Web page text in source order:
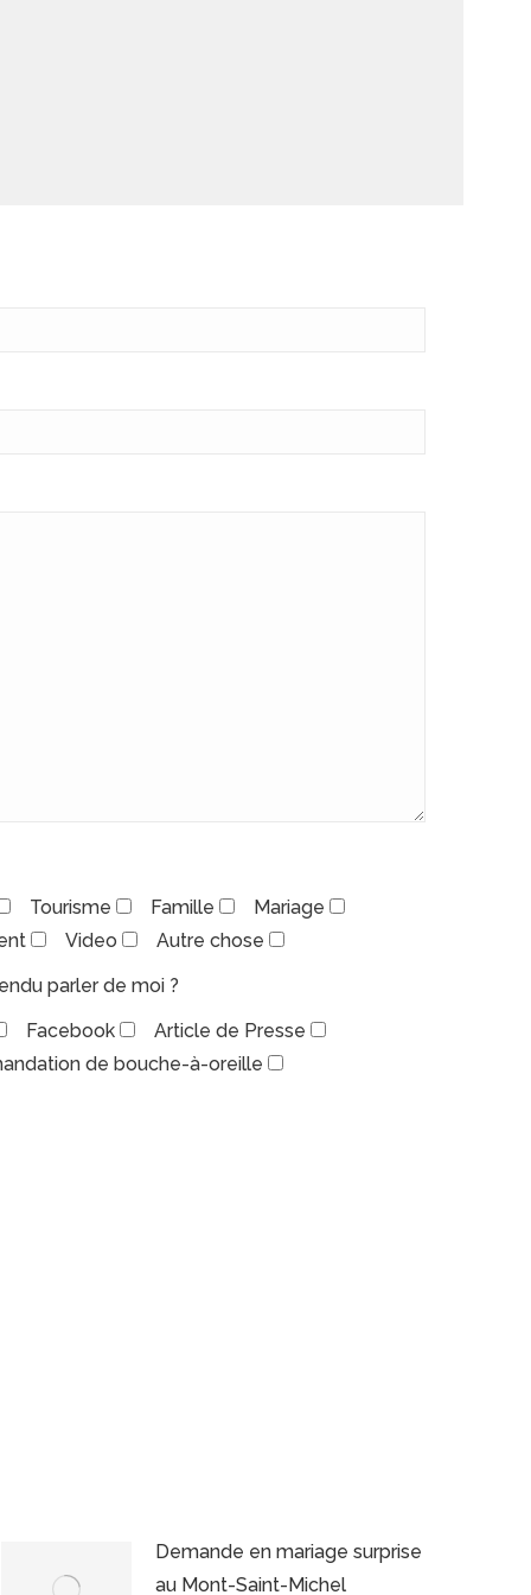
Tourisme Famille
Mariage
Video
Autre chose
parler de moi ?
Facebook
Article de Presse
de bouche-à-oreille
Demande en mariage surprise
au Mont-Saint-Michel